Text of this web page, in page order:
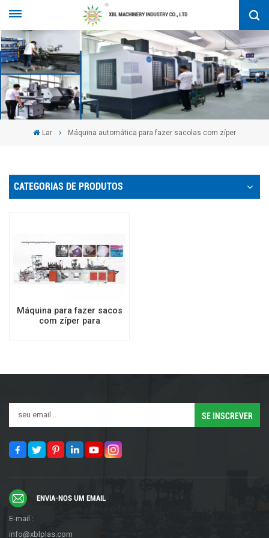
Lar Máquina automática para fazer sacolas com zíper
CATEGORIAS DE PRODUTOS
Máquina para fazer sacos
com zíper para
ENVIA-NOS UM EMAIL
E-mail :
info@xblplas.com